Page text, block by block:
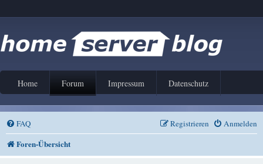
Home Forum Impressum Datenschutz
FAQ Anmelden
Registrieren
Foren-Übersicht